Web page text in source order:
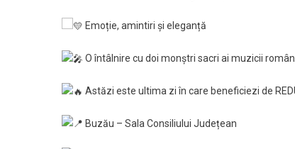
Emoție, amintiri și eleganță
O întâlnire cu doi monștri sacri ai muzicii
Astăzi este ultima zi în care beneficiezi de
Buzău – Sala Consiliului Județean